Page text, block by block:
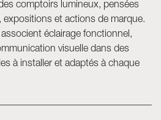
comptoirs lumineux, pensées
et actions de marque.
éclairage fonctionnel,
visuelle dans des
à installer et adaptés à chaque